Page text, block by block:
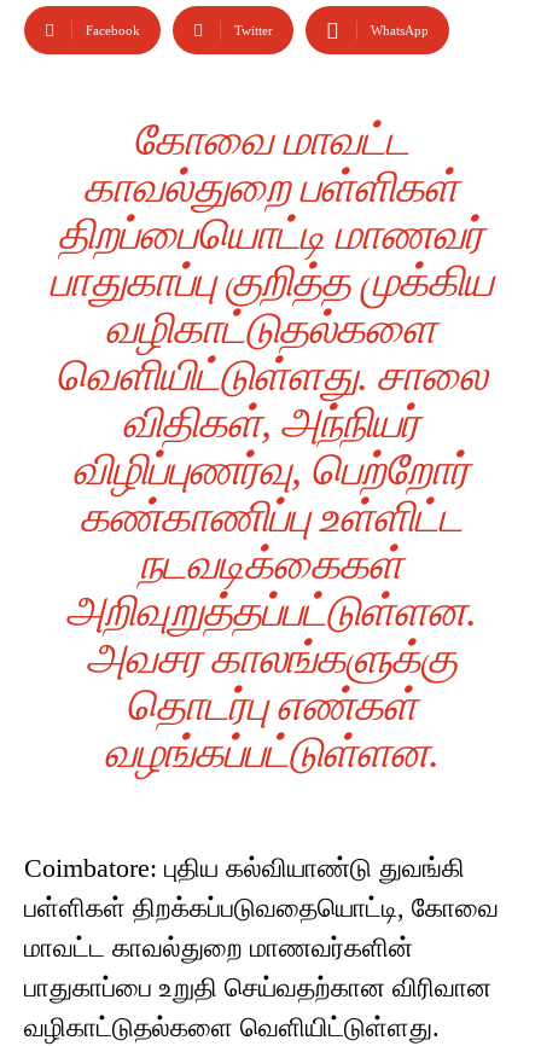
Facebook Twitter WhatsApp
கோவை மாவட்ட
காவல்துறை பள்ளிகள்
திறப்பையொட்டி மாணவர்
பாதுகாப்பு குறித்த முக்கிய
வழிகாட்டுதல்களை
வெளியிட்டுள்ளது. சாலை
விதிகள், அந்நியர்
விழிப்புணர்வு, பெற்றோர்
கண்காணிப்பு உள்ளிட்ட
நடவடிக்கைகள்
அறிவுறுத்தப்பட்டுள்ளன.
அவசர காலங்களுக்கு
தொடர்பு எண்கள்
வழங்கப்பட்டுள்ளன.
Coimbatore: புதிய கல்வியாண்டு துவங்கி
பள்ளிகள் திறக்கப்படுவதையொட்டி, கோவை
மாவட்ட காவல்துறை மாணவர்களின்
பாதுகாப்பை உறுதி செய்வதற்கான விரிவான
வழிகாட்டுதல்களை வெளியிட்டுள்ளது.